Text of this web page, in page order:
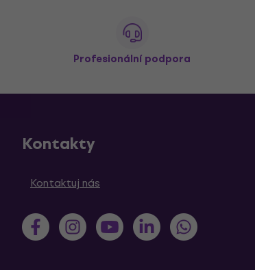
Profesionální podpora
Kontakty
Kontaktuj nás